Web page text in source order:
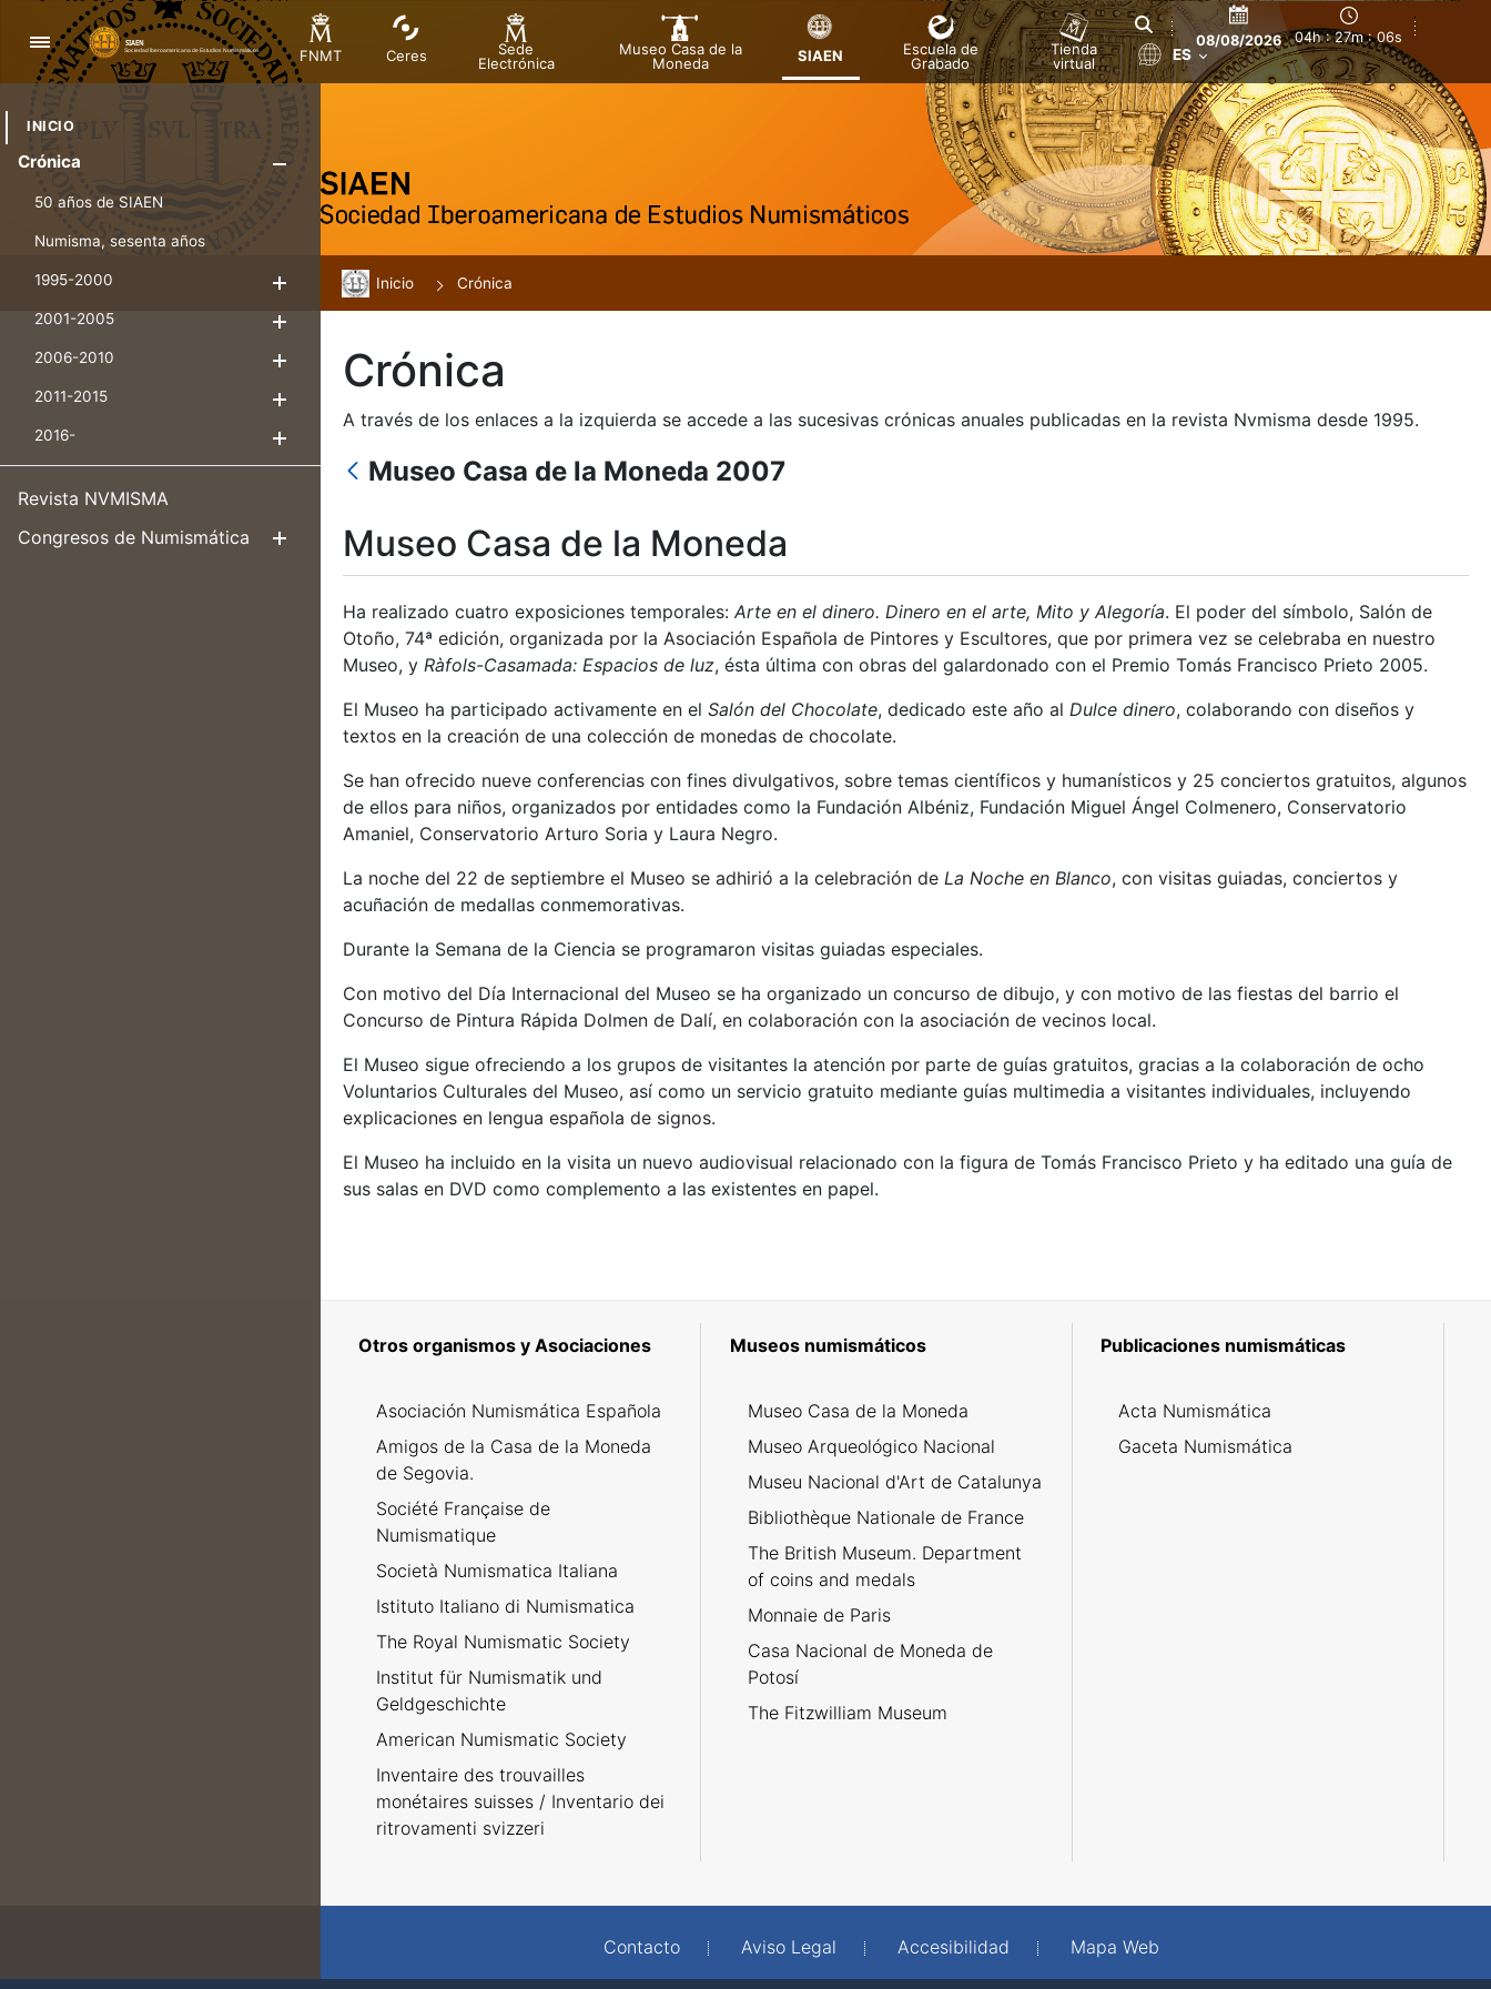
Navegación
FNMT Ceres
Sede
Electrónica
Museo Casa de la
Moneda
SIAEN
Escuela de
Grabado
Tienda
virtual
08/08/2026 04h : 27m : 07s
ES
INICIO
Crónica
50 años de SIAEN
Numisma, sesenta años
1995-2000
Mostrar/Ocultar
2001-2005
2006-2010
Mostrar/Ocultar
2011-2015
2016-
Revista NVMISMA
Congresos de Numismática
Mostrar/Ocultar
Inicio Crónica
Crónica
A través de los enlaces a la izquierda se accede a las sucesivas crónicas anuales publicadas en la revista Nvmisma desde 1995.
Museo Casa de la Moneda 2007
Museo Casa de la Moneda
Ha realizado cuatro exposiciones temporales: Arte en el dinero. Dinero en el arte, Mito y Alegoría. El poder del símbolo, Salón de
Otoño, 74ª edición, organizada por la Asociación Española de Pintores y Escultores, que por primera vez se celebraba en nuestro
Museo, y Ràfols-Casamada: Espacios de luz, ésta última con obras del galardonado con el Premio Tomás Francisco Prieto 2005.
El Museo ha participado activamente en el Salón del Chocolate, dedicado este año al Dulce dinero, colaborando con diseños y
textos en la creación de una colección de monedas de chocolate.
Se han ofrecido nueve conferencias con fines divulgativos, sobre temas científicos y humanísticos y 25 conciertos gratuitos, algunos
de ellos para niños, organizados por entidades como la Fundación Albéniz, Fundación Miguel Ángel Colmenero, Conservatorio
Amaniel, Conservatorio Arturo Soria y Laura Negro.
La noche del 22 de septiembre el Museo se adhirió a la celebración de La Noche en Blanco, con visitas guiadas, conciertos y
acuñación de medallas conmemorativas.
Durante la Semana de la Ciencia se programaron visitas guiadas especiales.
Con motivo del Día Internacional del Museo se ha organizado un concurso de dibujo, y con motivo de las fiestas del barrio el
Concurso de Pintura Rápida Dolmen de Dalí, en colaboración con la asociación de vecinos local.
El Museo sigue ofreciendo a los grupos de visitantes la atención por parte de guías gratuitos, gracias a la colaboración de ocho
Voluntarios Culturales del Museo, así como un servicio gratuito mediante guías multimedia a visitantes individuales, incluyendo
explicaciones en lengua española de signos.
El Museo ha incluido en la visita un nuevo audiovisual relacionado con la figura de Tomás Francisco Prieto y ha editado una guía de
sus salas en DVD como complemento a las existentes en papel.
Otros organismos y Asociaciones
Asociación Numismática Española
Amigos de la Casa de la Moneda
de Segovia.
Société Française de
Numismatique
Società Numismatica Italiana
Istituto Italiano di Numismatica
The Royal Numismatic Society
Institut für Numismatik und
Geldgeschichte
American Numismatic Society
Inventaire des trouvailles
monétaires suisses / Inventario dei
ritrovamenti svizzeri
Museos numismáticos
Museo Casa de la Moneda
Museo Arqueológico Nacional
Museu Nacional d'Art de Catalunya
Bibliothèque Nationale de France
The British Museum. Department
of coins and medals
Monnaie de Paris
Casa Nacional de Moneda de
Potosí
The Fitzwilliam Museum
Publicaciones numismáticas
Acta Numismática
Gaceta Numismática
Contacto Aviso Legal Accesibilidad Mapa Web